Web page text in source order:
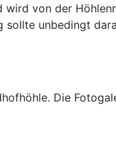
wird von der
unbedingt
Die